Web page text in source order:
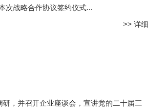
次战略合作协议签约仪式...
>> 详细
，并召开企业座谈会，宣讲党的二十届三